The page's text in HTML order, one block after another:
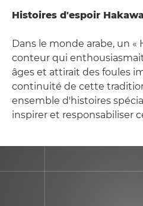
Histoires d'espoir
Dans le monde arabe, un «
conteur qui
âges et attirait des foules
continuité de cette
ensemble d'histoires
inspirer et responsabiliser